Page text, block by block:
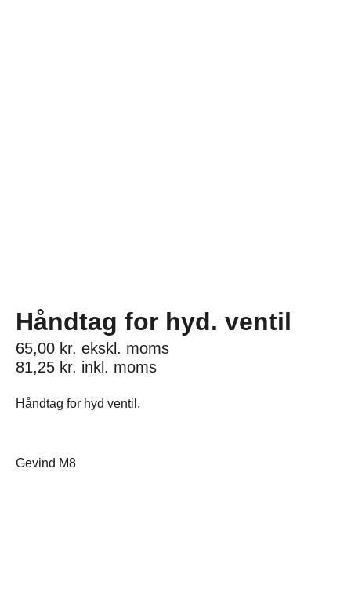
Håndtag for hyd. ventil
65,00 kr. ekskl. moms
81,25 kr. inkl. moms
Håndtag for hyd ventil.
Gevind M8